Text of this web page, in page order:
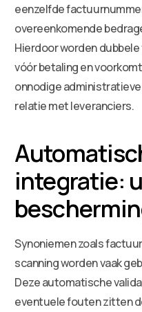
eenzelfde
overeenkomende
Hierdoor worden
vóór betaling en
onnodige
relatie met leveranciers.
integratie:
Synoniemen zoals
scanning worden vaak
Deze automatische
eventuele fouten zitten